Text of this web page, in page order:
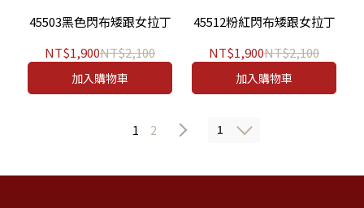
45503黑色閃布矮跟女拉丁
NT$1,900NT$2,100
加入購物車
45512粉紅閃布矮跟女拉丁
NT$1,900NT$2,100
加入購物車
1 2 1